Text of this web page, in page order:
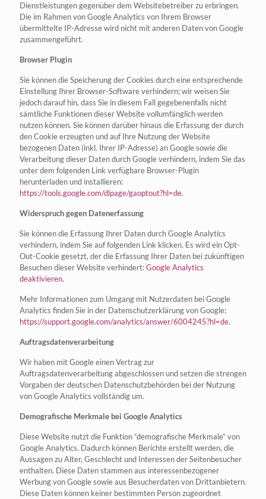
Dienstleistungen gegenüber dem Websitebetreiber zu erbringen.
Die im Rahmen von Google Analytics von Ihrem Browser
übermittelte IP-Adresse wird nicht mit anderen Daten von Google
zusammengeführt.
Browser Plugin
Sie können die Speicherung der Cookies durch eine entsprechende
Einstellung Ihrer Browser-Software verhindern; wir weisen Sie
jedoch darauf hin, dass Sie in diesem Fall gegebenenfalls nicht
sämtliche Funktionen dieser Website vollumfänglich werden
nutzen können. Sie können darüber hinaus die Erfassung der durch
den Cookie erzeugten und auf Ihre Nutzung der Website
bezogenen Daten (inkl. Ihrer IP-Adresse) an Google sowie die
Verarbeitung dieser Daten durch Google verhindern, indem Sie das
unter dem folgenden Link verfügbare Browser-Plugin
herunterladen und installieren:
https://tools.google.com/dlpage/gaoptout?hl=de.
Widerspruch gegen Datenerfassung
Sie können die Erfassung Ihrer Daten durch Google Analytics
verhindern, indem Sie auf folgenden Link klicken. Es wird ein Opt-
Out-Cookie gesetzt, der die Erfassung Ihrer Daten bei zukünftigen
Besuchen dieser Website verhindert:Google Analytics
deaktivieren.
Mehr Informationen zum Umgang mit Nutzerdaten bei Google
Analytics finden Sie in der Datenschutzerklärung von Google:
https://support.google.com/analytics/answer/6004245?hl=de.
Auftragsdatenverarbeitung
Wir haben mit Google einen Vertrag zur
Auftragsdatenverarbeitung abgeschlossen und setzen die strengen
Vorgaben der deutschen Datenschutzbehörden bei der Nutzung
von Google Analytics vollständig um.
Demografische Merkmale bei Google Analytics
Diese Website nutzt die Funktion “demografische Merkmale” von
Google Analytics. Dadurch können Berichte erstellt werden, die
Aussagen zu Alter, Geschlecht und Interessen der Seitenbesucher
enthalten. Diese Daten stammen aus interessenbezogener
Werbung von Google sowie aus Besucherdaten von Drittanbietern.
Diese Daten können keiner bestimmten Person zugeordnet